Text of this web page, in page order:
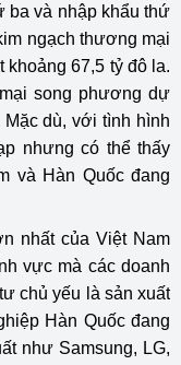
ba và nhập khẩu thứ
ngạch thương mại
67,5 tỷ đô la.
song phương dự
dù, với tình hình
nhưng có thể thấy
và Hàn Quốc đang
nhất của Việt Nam
vực mà các doanh
chủ yếu là sản xuất
Hàn Quốc đang
như Samsung, LG,